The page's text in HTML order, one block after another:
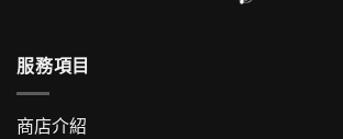
服務項目
商店介紹